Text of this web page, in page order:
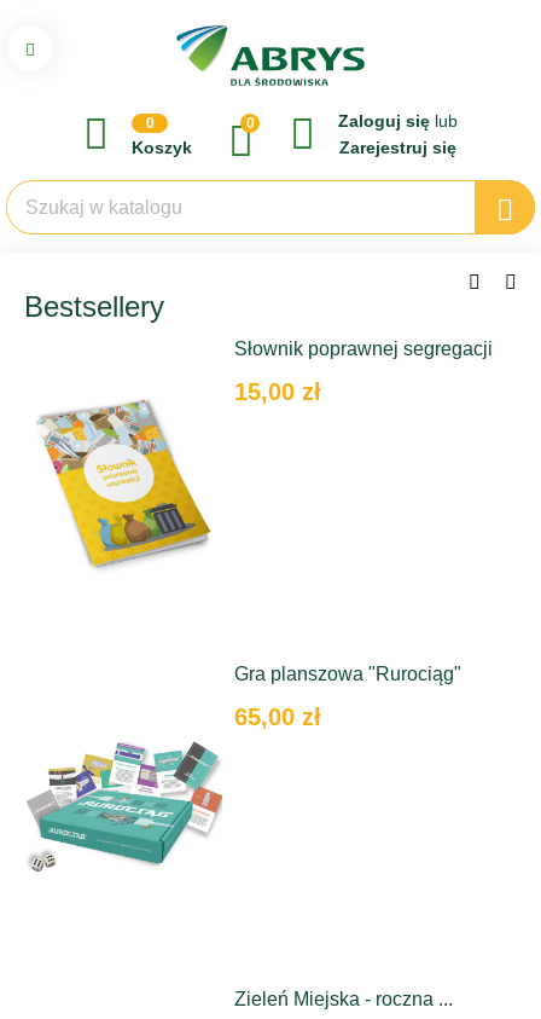
0
Koszyk
0 Zaloguj się lub
Zarejestruj się
Bestsellery
Słownik poprawnej segregacji
15,00 zł
Gra planszowa "Rurociąg"
65,00 zł
Zieleń Miejska - roczna ...